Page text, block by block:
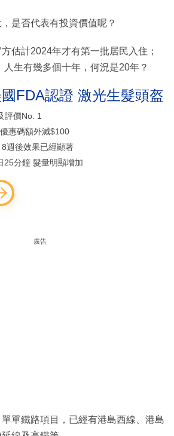
是否代表有投資價值呢？
估計2024年才有第一批居民入住；
生有幾多個十年，何況是20年？
FDA認證 激光生髮頭盔
評價No. 1
惠碼額外減$100
週後效果已經顯著
25分鐘 髮量明顯增加
廣告
單鐵路項目，已經有港島西線、港島